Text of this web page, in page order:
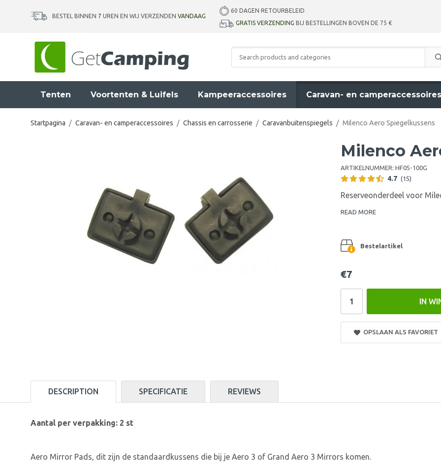
BESTEL BINNEN 7 UREN EN WIJ VERZENDEN VANDAAG
60 DAGEN RETOURBELEID
GRATIS VERZENDING BIJ BESTELLINGEN BOVEN DE 75 €
Tenten Voortenten & Luifels Kampeeraccessoires Caravan- en camperaccessoires
Startpagina / Caravan- en camperaccessoires / Chassis en carrosserie / Caravanbuitenspiegels / Milenco Aero Spiegelkussens
Milenco
ARTIKELNUMMER: HF05-100G
4.7 (15)
Reserveonderdeel voor
READ MORE
Bestelartikel
€7
IN
OPSLAAN ALS FAVORIET
DESCRIPTION SPECIFICATIE REVIEWS
Aantal per verpakking: 2 st
Aero Mirror Pads, dit zijn de standaardkussens die bij je Aero 3 of Grand Aero 3 Mirrors komen.